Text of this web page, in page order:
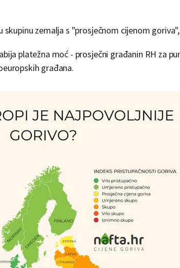
zemalja s "prosječnom cijenom
platežna moć - prosječni građanin RH za
građana.